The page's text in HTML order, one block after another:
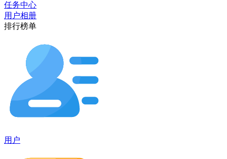
任务中心
用户相册
排行榜单
用户